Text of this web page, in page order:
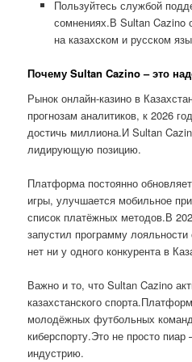
Пользуйтесь службой
сомнениях.В Sultan Cazino
на казахском и русском
Почему Sultan Cazino – это
Рынок онлайн-казино в
прогнозам аналитиков, к 2026
достичь миллиона.И Sultan
лидирующую позицию.
Платформа постоянно
игры, улучшается мобильное
список платёжных методов.В
запустил программу
нет ни у одного конкурента в
Важно и то, что Sultan Cazino
казахстанского
молодёжных футбольных
киберспорту.Это не просто
индустрию.